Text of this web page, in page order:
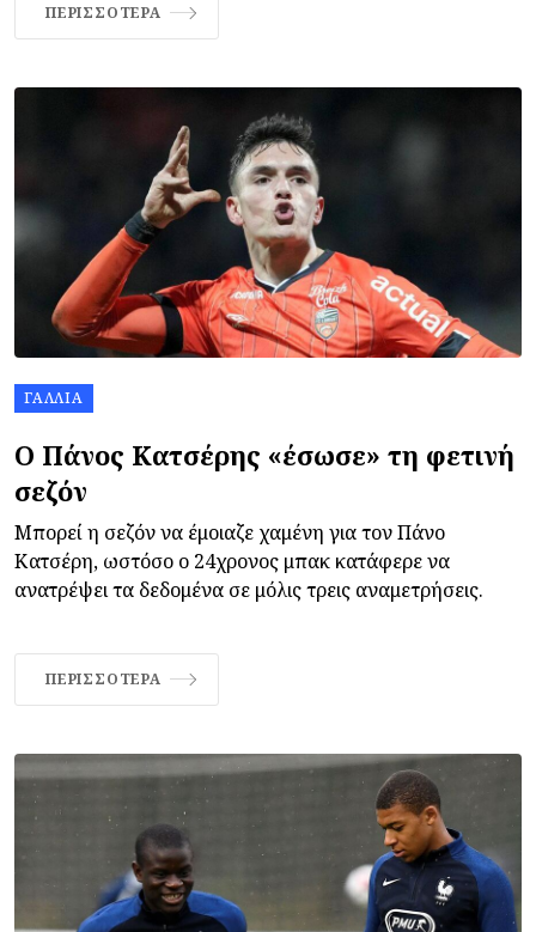
ΠΕΡΙΣΣΌΤΕΡΑ
ΓΑΛΛΊΑ
Ο Πάνος Κατσέρης «έσωσε» τη φετινή
σεζόν
Μπορεί η σεζόν να έμοιαζε χαμένη για τον Πάνο
Κατσέρη, ωστόσο ο 24χρονος μπακ κατάφερε να
ανατρέψει τα δεδομένα σε μόλις τρεις αναμετρήσεις.
ΠΕΡΙΣΣΌΤΕΡΑ